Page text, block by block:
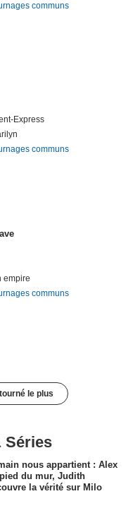
communs
Express
communs
empire
communs
le plus
Séries
nous appartient : Alex
du mur, Judith
la vérité sur Milo